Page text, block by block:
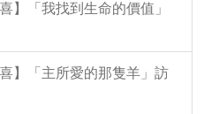
】「我找到生命的價值」
】「主所愛的那隻羊」訪